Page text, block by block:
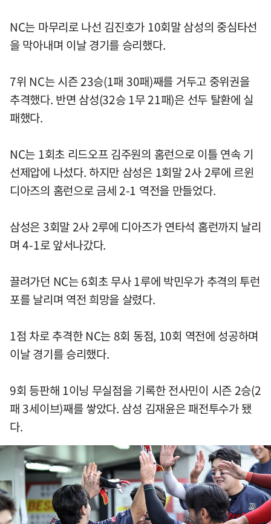
NC는 마무리로 나선 김진호가 10회말 삼성의 중심타선
을 막아내며 이날 경기를 승리했다.
7위 NC는 시즌 23승(1패 30패)째를 거두고 중위권을
추격했다. 반면 삼성(32승 1무 21패)은 선두 탈환에 실
패했다.
NC는 1회초 리드오프 김주원의 홈런으로 이틀 연속 기
선제압에 나섰다. 하지만 삼성은 1회말 2사 2루에 르윈
디아즈의 홈런으로 금세 2-1 역전을 만들었다.
삼성은 3회말 2사 2루에 디아즈가 연타석 홈런까지 날리
며 4-1로 앞서나갔다.
끌려가던 NC는 6회초 무사 1루에 박민우가 추격의 투런
포를 날리며 역전 희망을 살렸다.
1점 차로 추격한 NC는 8회 동점, 10회 역전에 성공하며
이날 경기를 승리했다.
9회 등판해 1이닝 무실점을 기록한 전사민이 시즌 2승(2
패 3세이브)째를 쌓았다. 삼성 김재윤은 패전투수가 됐
다.